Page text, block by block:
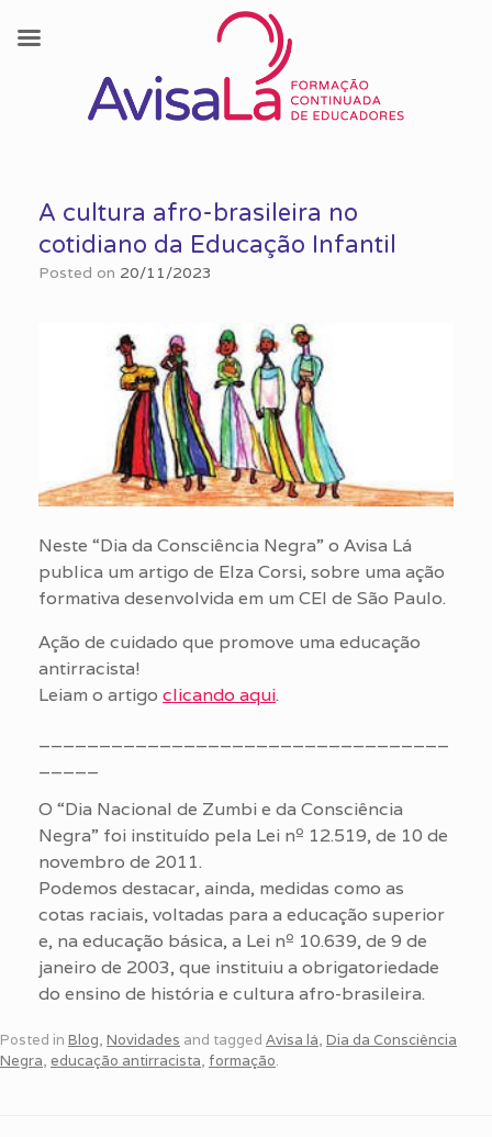
contentA cultura afro-brasileira no
cotidiano da Educação Infantil
Posted on 20/11/2023
Neste “Dia da Consciência Negra” o Avisa Lá
publica um artigo de Elza Corsi, sobre uma ação
formativa desenvolvida em um CEI de São Paulo.
Ação de cuidado que promove uma educação
antirracista!
Leiam o artigo clicando aqui.
O “Dia Nacional de Zumbi e da Consciência
Negra” foi instituído pela Lei nº 12.519, de 10 de
novembro de 2011.
Podemos destacar, ainda, medidas como as
cotas raciais, voltadas para a educação superior
e, na educação básica, a Lei nº 10.639, de 9 de
janeiro de 2003, que instituiu a obrigatoriedade
do ensino de história e cultura afro-brasileira.
Posted in Blog, Novidades and tagged Avisa lá, Dia da Consciência
Negra, educação antirracista, formação.